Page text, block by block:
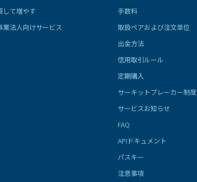
して増やす
業法人向けサービス
手数料
取扱ペアおよび注文単位
出金方法
信用取引ルール
定期購入
サーキットブレーカー制度
サービスお知らせ
FAQ
APIドキュメント
パスキー
注意事項